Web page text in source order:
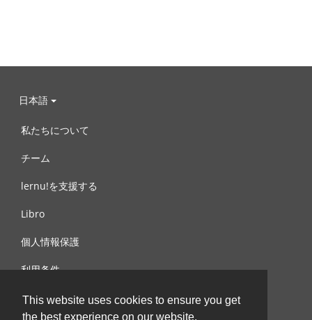
This website uses cookies to ensure you get
the best experience on our website.
日本語
私たちについて
チーム
lernu!を支援する
Libro
個人情報保護
利用条件
お問合せ